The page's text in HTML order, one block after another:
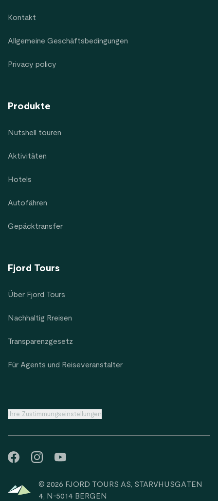
Kontakt
Allgemeine Geschäftsbedingungen
Privacy policy
Produkte
Nutshell touren
Aktivitäten
Hotels
Autofähren
Gepäcktransfer
Fjord Tours
Über Fjord Tours
Nachhaltig Rreisen
Transparenzgesetz
Für Agents und Reiseveranstalter
Ihre Zustimmungseinstellungen
© 2026 FJORD TOURS AS, STARVHUSGATEN
4, N-5014 BERGEN